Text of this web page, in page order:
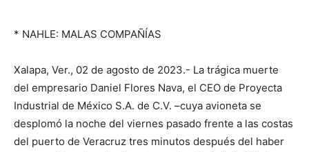
* NAHLE: MALAS COMPAÑÍAS
Xalapa, Ver., 02 de agosto de 2023.- La trágica muerte
del empresario Daniel Flores Nava, el CEO de Proyecta
Industrial de México S.A. de C.V. –cuya avioneta se
desplomó la noche del viernes pasado frente a las costas
del puerto de Veracruz tres minutos después del haber